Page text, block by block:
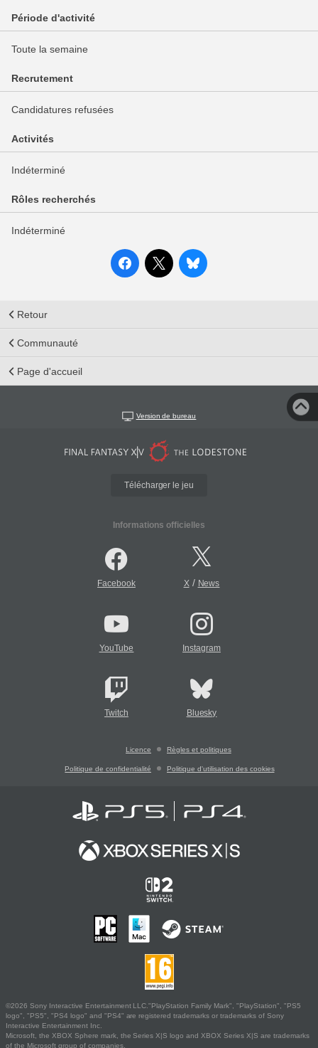
Période d'activité
Toute la semaine
Recrutement
Candidatures refusées
Activités
Indéterminé
Rôles recherchés
Indéterminé
Retour
Communauté
Page d'accueil
Version de bureau
Télécharger le jeu
Informations officielles
Facebook X/ News
YouTube Instagram
Twitch Bluesky
Licence Règles et politiques
Politique de confidentialité Politique d'utilisation des cookies
©2026 Sony Interactive Entertainment LLC."PlayStation Family Mark", "PlayStation", "PS5
logo", "PS5", "PS4 logo" and "PS4" are registered trademarks or trademarks of Sony
Interactive Entertainment Inc.
Microsoft, the XBOX Sphere mark, the Series X|S logo and XBOX Series X|S are trademarks
of the Microsoft group of companies.